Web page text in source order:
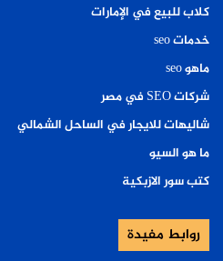
كلاب للبيع في الإمارات
خدمات seo
ماهو seo
شركات SEO في مصر
شاليهات للايجار في الساحل الشمالي
ما هو السيو
كتب سور الازبكية
روابط مفيدة